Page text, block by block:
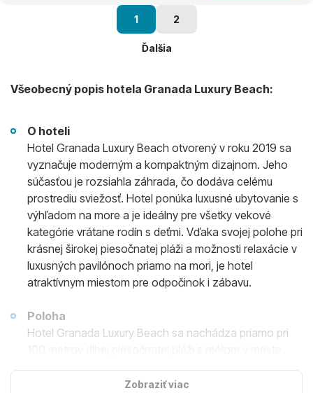
1 2
Ďalšia
Všeobecný popis hotela Granada Luxury Beach:
O hoteli
Hotel Granada Luxury Beach otvorený v roku 2019 sa
vyznačuje moderným a kompaktným dizajnom. Jeho
súčasťou je rozsiahla záhrada, čo dodáva celému
prostrediu sviežosť. Hotel ponúka luxusné ubytovanie s
výhľadom na more a je ideálny pre všetky vekové
kategórie vrátane rodín s deťmi. Vďaka svojej polohe pri
krásnej širokej piesočnatej pláži a možnosti relaxácie v
luxusných pavilónoch priamo na mori, je hotel
atraktívnym miestom pre odpočinok i zábavu.
Poloha
Hotel Granada Luxury Beach sa nachádza priamo pri
prechádzkou a ponúka rôzne bary, reštaurácie a
Zobraziť viac